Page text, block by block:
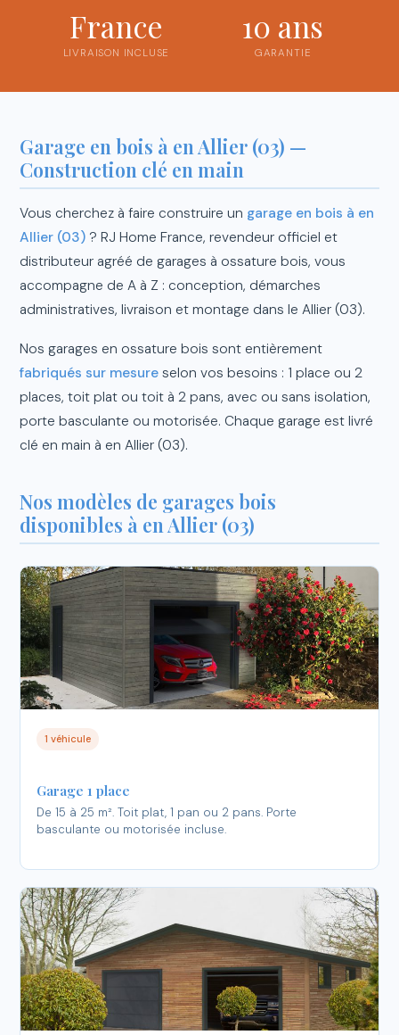
France
LIVRAISON INCLUSE
10 ans
GARANTIE
Garage en bois à en Allier (03) —
Construction clé en main
Vous cherchez à faire construire un garage en bois à en
Allier (03) ? RJ Home France, revendeur officiel et
distributeur agréé de garages à ossature bois, vous
accompagne de A à Z : conception, démarches
administratives, livraison et montage dans le Allier (03).
Nos garages en ossature bois sont entièrement
fabriqués sur mesure selon vos besoins : 1 place ou 2
places, toit plat ou toit à 2 pans, avec ou sans isolation,
porte basculante ou motorisée. Chaque garage est livré
clé en main à en Allier (03).
Nos modèles de garages bois
disponibles à en Allier (03)
1 véhicule
Garage 1 place
De 15 à 25 m². Toit plat, 1 pan ou 2 pans. Porte
basculante ou motorisée incluse.